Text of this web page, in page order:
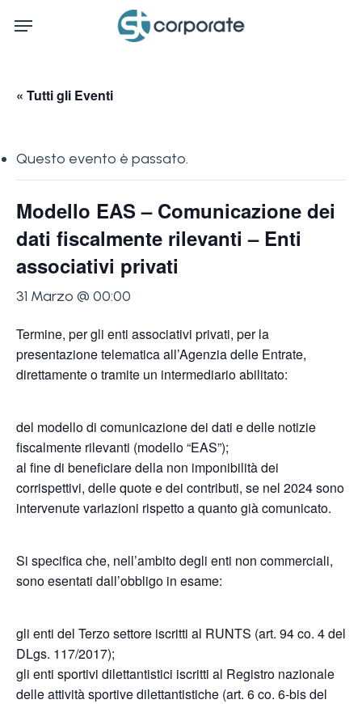
Menu
« Tutti gli Eventi
Questo evento è passato.
Modello EAS – Comunicazione dei
dati fiscalmente rilevanti – Enti
associativi privati
31 Marzo @ 00:00
Termine, per gli enti associativi privati, per la
presentazione telematica all’Agenzia delle Entrate,
direttamente o tramite un intermediario abilitato:
del modello di comunicazione dei dati e delle notizie
fiscalmente rilevanti (modello “EAS”);
al fine di beneficiare della non imponibilità dei
corrispettivi, delle quote e dei contributi, se nel 2024 sono
intervenute variazioni rispetto a quanto già comunicato.
Si specifica che, nell’ambito degli enti non commerciali,
sono esentati dall’obbligo in esame:
gli enti del Terzo settore iscritti al RUNTS (art. 94 co. 4 del
DLgs. 117/2017);
gli enti sportivi dilettantistici iscritti al Registro nazionale
delle attività sportive dilettantistiche (art. 6 co. 6-bis del